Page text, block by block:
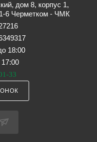
дом 8, корпус 1,
6 Черметком - ЧМК
18:00
33